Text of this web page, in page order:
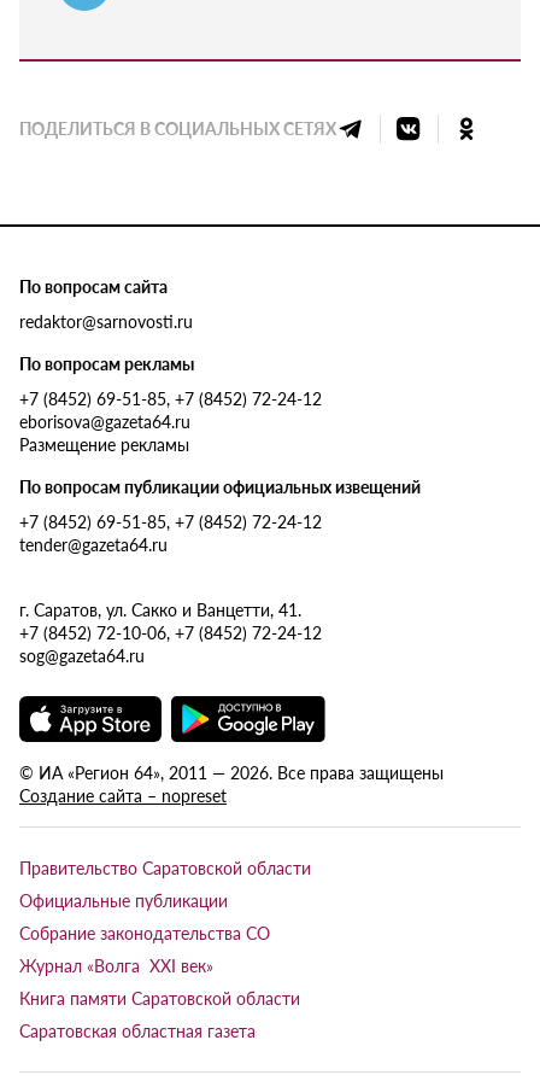
ПОДЕЛИТЬСЯ В СОЦИАЛЬНЫХ СЕТЯХ
По вопросам сайта
redaktor@sarnovosti.ru
По вопросам рекламы
+7 (8452) 69-51-85, +7 (8452) 72-24-12
eborisova@gazeta64.ru
Размещение рекламы
По вопросам публикации официальных извещений
+7 (8452) 69-51-85, +7 (8452) 72-24-12
tender@gazeta64.ru
г. Саратов, ул. Сакко и Ванцетти, 41.
+7 (8452) 72-10-06, +7 (8452) 72-24-12
sog@gazeta64.ru
© ИА «Регион 64», 2011 — 2026. Все права защищены
Создание сайта – nopreset
Правительство Саратовской области
Официальные публикации
Собрание законодательства СО
Журнал «Волга XXI век»
Книга памяти Саратовской области
Саратовская областная газета